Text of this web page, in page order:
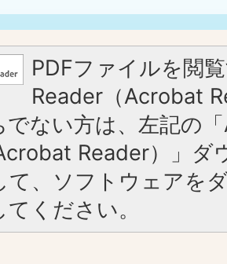
PDFファイルを閲
Reader（Acrobat
でない方は、左記の
Reader）」ダ
て、ソフトウェアを
ください。